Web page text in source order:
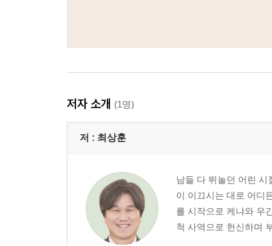
저자 소개 (1명)
저 : 최상훈
남들 다 뛰놀던 어린
이 이끄시는 대로 어디
를 시작으로 케냐와 우
척 사역으로 헌신하며